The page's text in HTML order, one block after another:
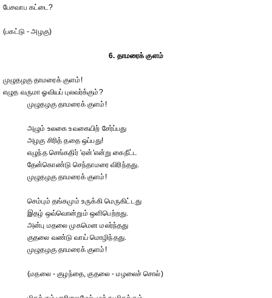
பேசவாப கட்டை?
(பகட்டு - அழகு)
6. தாமரைக் குளம்
முழுதழகு தாமரைக் குளம்!
எழுத வருமா ஓவியப் புலவர்க்கும்?
முழுதழகு தாமரைக் குளம்!
அழும் உலகை உவகையிற் சேர்ப்பது
அழகு சிரித் ததை ஒப்பது!
எழுந்த செங்கதிர் 'ஏன்'என்று கைநீட்ட
தேன்கொண்டு செந்தாமரை விரிந்தது.
முழுதழகு தாமரைக் குளம்!
செம்பும் தங்கமும் உருக்கி மெருகிட்டது
இதழ் ஒவ்வொன்றும் ஒளிபெற்றது.
அன்பு மதலை முகமென மலர்ந்தது
குதலை வண்டு வாய் மொழிந்தது.
முழுதழகு தாமரைக் குளம்!
(மதலை - குழந்தை, குதலை - மழலைச் சொல்)